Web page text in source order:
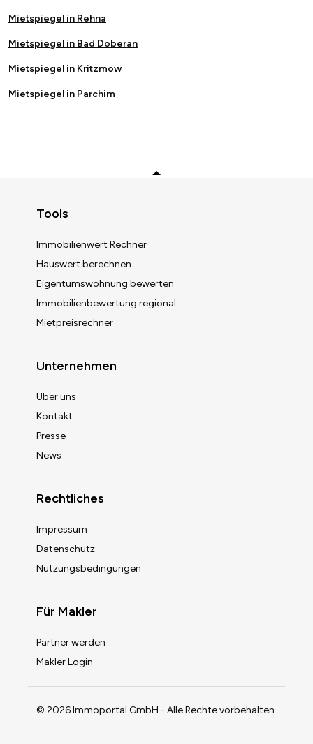
Mietspiegel in Rehna
Mietspiegel in Bad Doberan
Mietspiegel in Kritzmow
Mietspiegel in Parchim
Tools
Immobilienwert Rechner
Hauswert berechnen
Eigentumswohnung bewerten
Immobilienbewertung regional
Mietpreisrechner
Unternehmen
Über uns
Kontakt
Presse
News
Rechtliches
Impressum
Datenschutz
Nutzungsbedingungen
Für Makler
Partner werden
Makler Login
© 2026 Immoportal GmbH - Alle Rechte vorbehalten.